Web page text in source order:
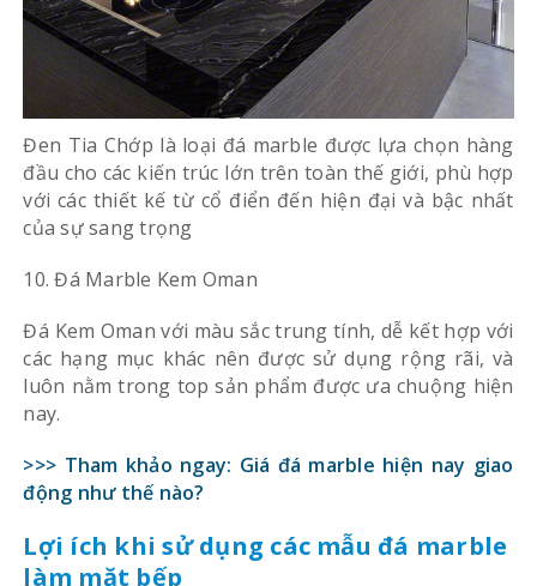
Đen Tia Chớp là loại đá marble được lựa chọn hàng
đầu cho các kiến trúc lớn trên toàn thế giới, phù hợp
với các thiết kế từ cổ điển đến hiện đại và bậc nhất
của sự sang trọng
10. Đá Marble Kem Oman
Đá Kem Oman với màu sắc trung tính, dễ kết hợp với
các hạng mục khác nên được sử dụng rộng rãi, và
luôn nằm trong top sản phẩm được ưa chuộng hiện
nay.
>>> Tham khảo ngay: Giá đá marble hiện nay giao
động như thế nào?
Lợi ích khi sử dụng các mẫu đá marble
làm mặt bếp